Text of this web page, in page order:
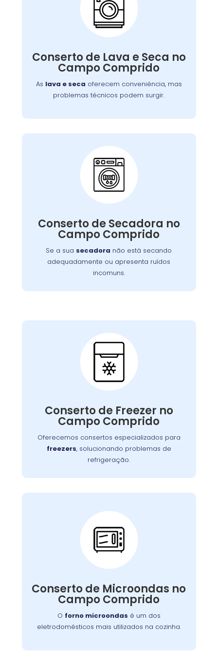
Conserto de Lava e Seca no
Campo Comprido
As lava e seca oferecem conveniência, mas
problemas técnicos podem surgir.
Conserto de Lava e
Seca:
Nossa equipe está preparada para resolver
tenha roupas limpas e secas sem
complicações.
Conserto de Secadora no
Campo Comprido
Se a sua secadora não está secando
adequadamente ou apresenta ruídos
incomuns.
Conserto de Secadora:
e corrigir o problema, garantindo o
funcionamento eficiente do aparelho.
Conserto de Freezer no
Campo Comprido
Oferecemos consertos especializados para
freezers, solucionando problemas de
refrigeração.
Conserto de Freezer:
Nossos especialistas estão prontos para
ou componentes elétricos, garantindo o
congelamento adequada dos alimentos.
Conserto de Microondas no
Campo Comprido
O forno microondas é um dos
eletrodomésticos mais utilizados na cozinha.
Conserto de
Microondas:
Se o seu aparelho apresenta problemas como
equipe está preparada para consertá-lo com
eficiência, garantindo sua funcionalidade no